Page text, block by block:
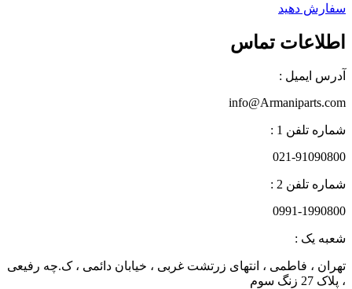
دهید
تماس
ایمیل :
تلفن 1 :
021-
تلفن 2 :
0991-
یک :
، فاطمی ، انتهای زرتشت غربی ، خیابان دائمی ، ک.چه رفیعی
27 زنگ سوم